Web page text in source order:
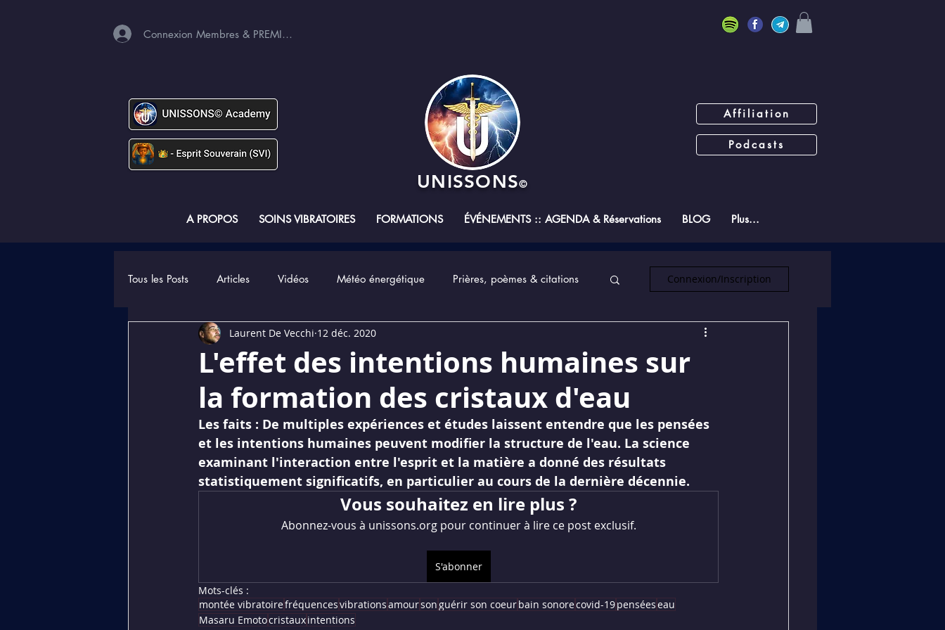
Connexion Membres & PREMIUM
Affiliation
Podcasts
UNISSONS©
A PROPOS SOINS VIBRATOIRES FORMATIONS ÉVÉNEMENTS :: AGENDA & Réservations BLOG Plus...
Tous les Posts Articles Vidéos Météo énergétique Prières, poèmes & citations
Dédiés aux membres PREMIUM Replays Webinaires
Connexion/Inscription
L'effet des intentions humaines sur
la formation des cristaux d'eau
Laurent De Vecchi 12 déc. 2020
Les faits : De multiples expériences et études laissent entendre que les pensées
et les intentions humaines peuvent modifier la structure de l'eau. La science
examinant l'interaction entre l'esprit et la matière a donné des résultats
statistiquement significatifs, en particulier au cours de la dernière décennie.
Vous souhaitez en lire plus ?
Abonnez-vous à unissons.org pour continuer à lire ce post exclusif.
S'abonner
Mots-clés :
montée vibratoirefréquencesvibrationsamourson guérir son coeurbain sonorecovid-19penséeseau
Masaru Emotocristauxintentions